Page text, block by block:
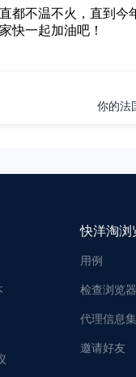
都不温不火，直到今
快一起加油吧！
你的法
快洋淘浏
用例
检查浏览器
代理信息
邀请好友